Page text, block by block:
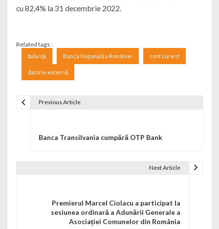
cu 82,4% la 31 decembrie 2022.
Related tags :
balanță Banca Națională a României cont curent
datorie externă
Previous Article
Banca Transilvania cumpără OTP Bank
Next Article
Premierul Marcel Ciolacu a participat la
sesiunea ordinară a Adunării Generale a
Asociației Comunelor din România